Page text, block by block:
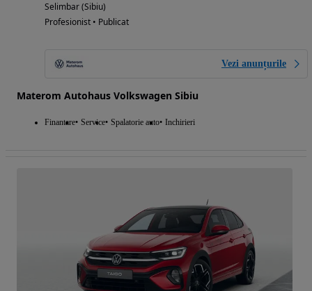
Selimbar (Sibiu)
Profesionist • Publicat
Vezi anunțurile
Materom Autohaus Volkswagen Sibiu
Finantare Service Spalatorie auto Inchirieri